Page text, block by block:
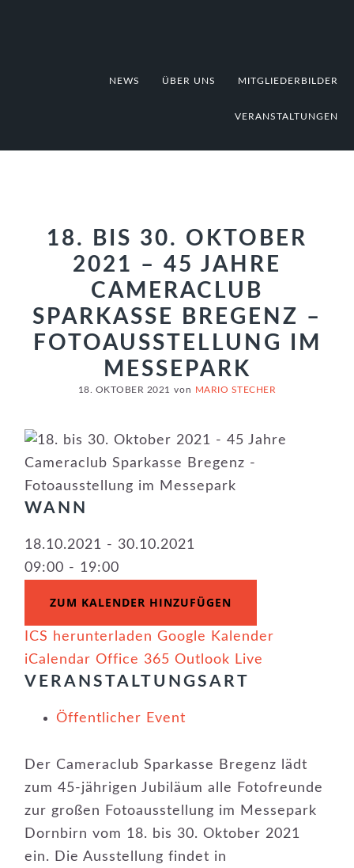
NEWS ÜBER UNS MITGLIEDERBILDER
VERANSTALTUNGEN
18. BIS 30. OKTOBER
2021 – 45 JAHRE
CAMERACLUB
SPARKASSE BREGENZ –
FOTOAUSSTELLUNG IM
MESSEPARK
18. OKTOBER 2021 von MARIO STECHER
WANN
18.10.2021 - 30.10.2021
09:00 - 19:00
ZUM KALENDER HINZUFÜGEN
ICS herunterladen Google Kalender
iCalendar Office 365 Outlook Live
VERANSTALTUNGSART
Öffentlicher Event
Der Cameraclub Sparkasse Bregenz lädt
zum 45-jährigen Jubiläum alle Fotofreunde
zur großen Fotoausstellung im Messepark
Dornbirn vom 18. bis 30. Oktober 2021
ein. Die Ausstellung findet in